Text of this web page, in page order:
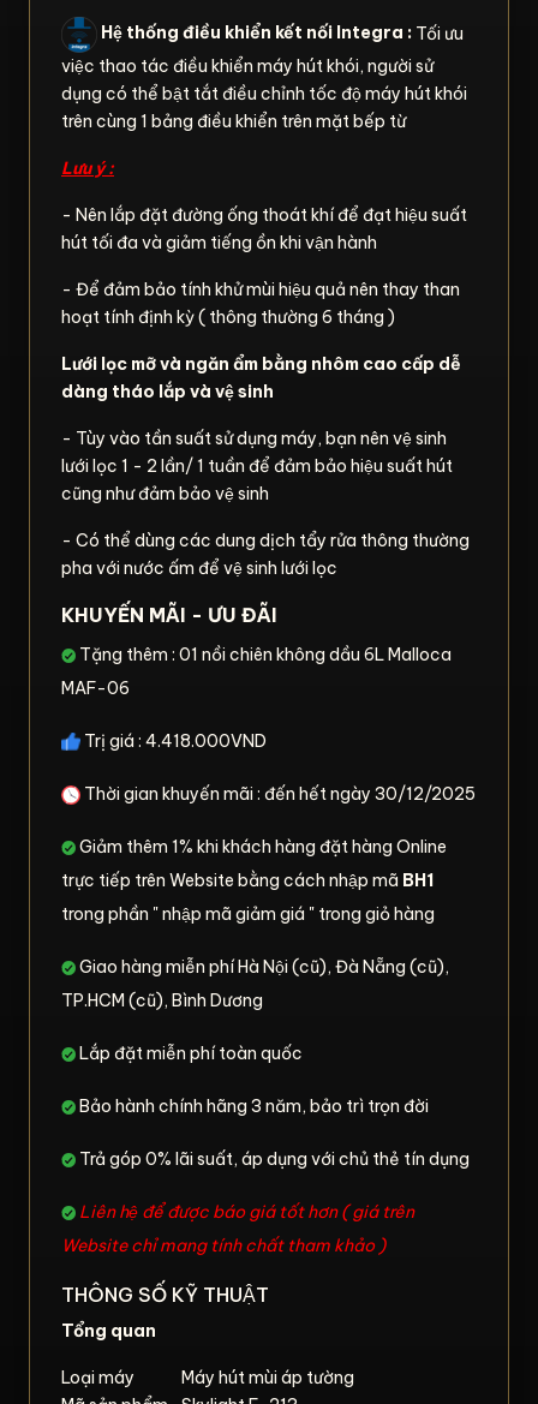
Hệ thống điều khiển kết nối Integra : Tối ưu
việc thao tác điều khiển máy hút khói, người sử
dụng có thể bật tắt điều chỉnh tốc độ máy hút khói
trên cùng 1 bảng điều khiển trên mặt bếp từ
Lưu ý :
- Nên lắp đặt đường ống thoát khí để đạt hiệu suất
hút tối đa và giảm tiếng ồn khi vận hành
- Để đảm bảo tính khử mùi hiệu quả nên thay than
hoạt tính định kỳ ( thông thường 6 tháng )
Lưới lọc mỡ và ngăn ẩm bằng nhôm cao cấp dễ
dàng tháo lắp và vệ sinh
- Tùy vào tần suất sử dụng máy, bạn nên vệ sinh
lưới lọc 1 - 2 lần/ 1 tuần để đảm bảo hiệu suất hút
cũng như đảm bảo vệ sinh
- Có thể dùng các dung dịch tẩy rửa thông thường
pha với nước ấm để vệ sinh lưới lọc
KHUYẾN MÃI - ƯU ĐÃI
Tặng thêm : 01 nồi chiên không dầu 6L Malloca
MAF-06
Trị giá : 4.418.000VND
Thời gian khuyến mãi : đến hết ngày 30/12/2025
Giảm thêm 1% khi khách hàng đặt hàng Online
trực tiếp trên Website bằng cách nhập mã BH1
trong phần " nhập mã giảm giá " trong giỏ hàng
Giao hàng miễn phí Hà Nội (cũ), Đà Nẵng (cũ),
TP.HCM (cũ), Bình Dương
Lắp đặt miễn phí toàn quốc
Bảo hành chính hãng 3 năm, bảo trì trọn đời
Trả góp 0% lãi suất, áp dụng với chủ thẻ tín dụng
Liên hệ để được báo giá tốt hơn ( giá trên
Website chỉ mang tính chất tham khảo )
THÔNG SỐ KỸ THUẬT
Tổng quan
Loại máy
Máy hút mùi áp tường